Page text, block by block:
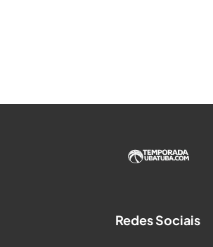
Redes Sociais